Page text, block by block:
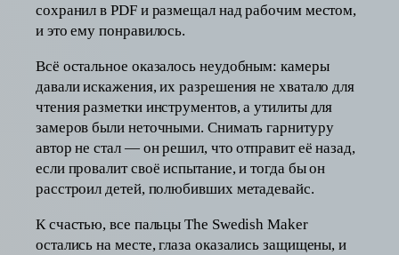
сохранил в PDF и размещал над рабочим местом,
и это ему понравилось.
Всё остальное оказалось неудобным: камеры
давали искажения, их разрешения не хватало для
чтения разметки инструментов, а утилиты для
замеров были неточными. Снимать гарнитуру
автор не стал — он решил, что отправит её назад,
если провалит своё испытание, и тогда бы он
расстроил детей, полюбивших метадевайс.
К счастью, все пальцы The Swedish Maker
остались на месте, глаза оказались защищены, и